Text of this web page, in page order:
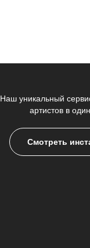
Наш уникальный
артистов в
Смотреть